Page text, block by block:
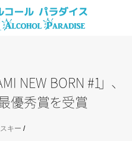
NEW BORN #1 」 、
優秀賞を受賞
キー